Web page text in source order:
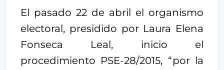
El pasado 22 de abril el organismo
electoral, presidido por Laura Elena
Fonseca Leal, inicio el
procedimiento PSE-28/2015, “por la